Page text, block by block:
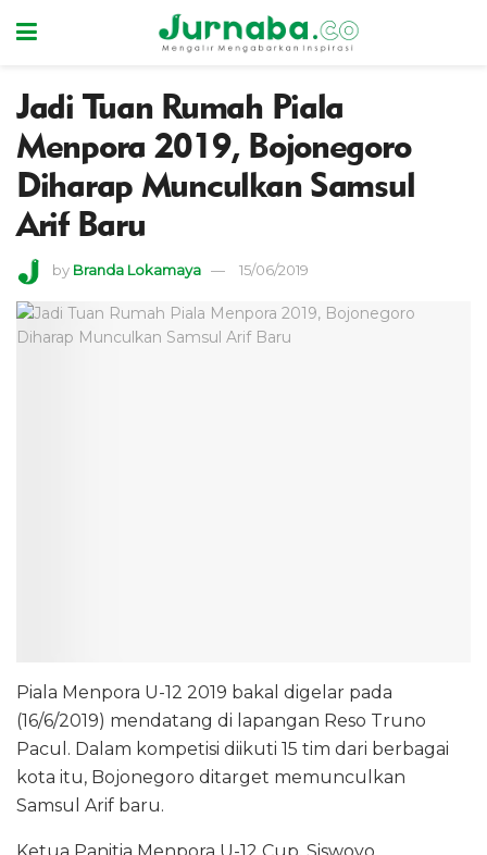
Jadi Tuan Rumah Piala
Menpora 2019, Bojonegoro
Diharap Munculkan Samsul
Arif Baru
by Branda Lokamaya 15/06/2019
Piala Menpora U-12 2019 bakal digelar pada
(16/6/2019) mendatang di lapangan Reso Truno
Pacul. Dalam kompetisi diikuti 15 tim dari berbagai
kota itu, Bojonegoro ditarget memunculkan
Samsul Arif baru.